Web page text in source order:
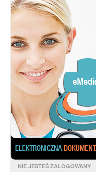
NIE JESTEŚ ZALOGOWANY